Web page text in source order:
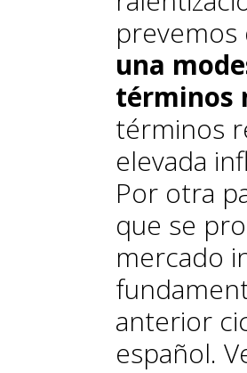
prevemos
una
términos
términos
elevada
Por otra
que se
mercado
anterior
español.